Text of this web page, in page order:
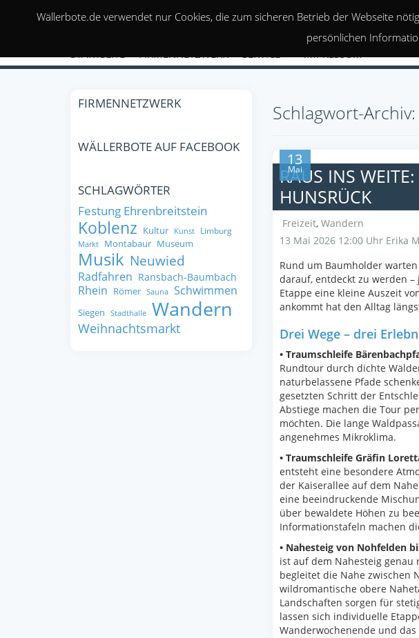
STARTSEITE FIRMENNETZWERK SERVICE IMPRESSUM
Schlagwort-
13
Mai
RAUS INS
HUNSRÜCK
Freizeit, Wandern
13 Mai 2026 12:00 Uhr Erika
Rund um Baumholder
darauf, entdeckt zu werden
Etappe eine kleine Auszeit
ankommt hat den Alltag
Drei Wege – drei
• Traumschleife
Rundtour durch dichte
naturbelassene Pfade
gesetzten Schritt der
Abstiege machen die Tour
möchten. Die lange
angenehmes Mikroklima.
• Traumschleife Gräfin
entsteht eine besondere
der Kaiserallee auf dem
eine beeindruckende
über bewaldete Höhen zu
Informationstafeln machen
• Nahesteig von Nohfelden
ist auf dem Nahesteig genau
begleitet die Nahe zwischen
wildromantische obere
Landschaften sorgen für
lassen sich individuelle
Wanderwochenende und
FIRMENNETZWERK
WÄLLERBOTE AUF FACEBOOK
SCHLAGWÖRTER
Festung Ehrenbreitstein
Koblenz Kultur Kunst Limburg
Markt Montabaur Museum
Musik Neuwied
Radfahren Ransbach-Baumbach
Rhein Römer Sauna Schwimmen
Siegen Stadthalle Wandern
Weihnachtsmarkt
Wällerbote.de verwendet nur Cookies, die zum sicheren Betrieb der Webseite
persönlichen